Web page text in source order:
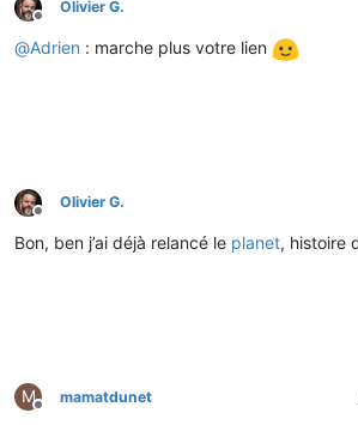
Hors-ligne
Olivier G.
@Adrien : marche plus votre lien
Hors-ligne
Olivier G.
Bon, ben j’ai déjà relancé le planet, histoire
M
Hors-ligne
mamatdunet